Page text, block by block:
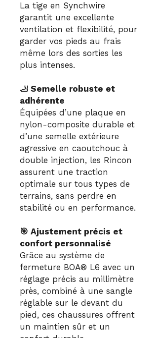
La tige en Synchwire
garantit une excellente
ventilation et flexibilité, pour
garder vos pieds au frais
même lors des sorties les
plus intenses.
🦶 Semelle robuste et
adhérente
Équipées d’une plaque en
nylon-composite durable et
d’une semelle extérieure
agressive en caoutchouc à
double injection, les Rincon
assurent une traction
optimale sur tous types de
terrains, sans perdre en
stabilité ou en performance.
🎯 Ajustement précis et
confort personnalisé
Grâce au système de
fermeture BOA® L6 avec un
réglage précis au millimètre
près, combiné à une sangle
réglable sur le devant du
pied, ces chaussures offrent
un maintien sûr et un